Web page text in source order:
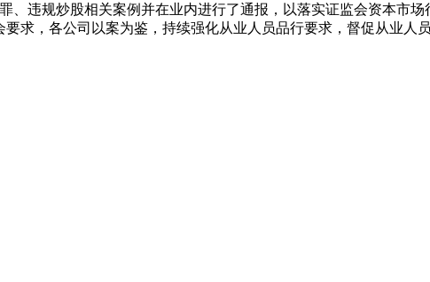
、违规炒股相关案例并在业内进行了通报，以落实证监会资本市
求，各公司以案为鉴，持续强化从业人员品行要求，督促从业人